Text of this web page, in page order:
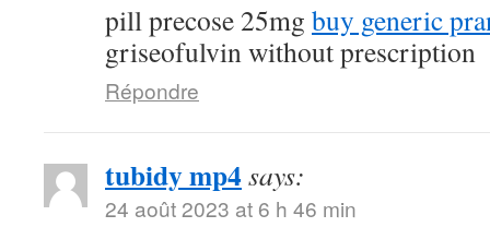
pill precose 25mg buy generic
griseofulvin without prescription
Répondre
tubidy mp4says:
24 août 2023 at 6 h 46 min